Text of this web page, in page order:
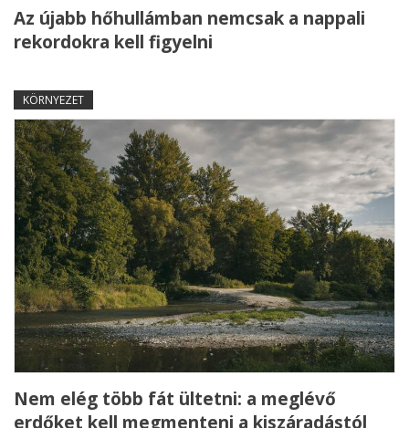
Az újabb hőhullámban nemcsak a nappali
rekordokra kell figyelni
KÖRNYEZET
Nem elég több fát ültetni: a meglévő
erdőket kell megmenteni a kiszáradástól